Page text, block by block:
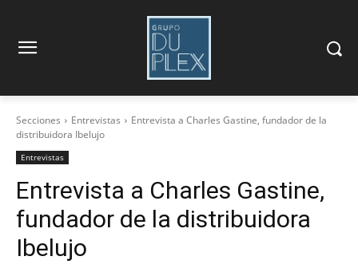
Secciones Entrevistas
Entrevista a Charles Gastine, fundador de la
distribuidora Ibelujo
Entrevistas
Entrevista a Charles Gastine,
fundador de la distribuidora
Ibelujo